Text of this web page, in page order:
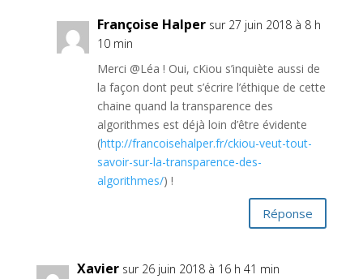
Françoise Halper sur 27 juin 2018 à 8 h
10 min
Merci @Léa ! Oui, cKiou s’inquiète aussi de
la façon dont peut s’écrire l’éthique de cette
chaine quand la transparence des
algorithmes est déjà loin d’être évidente
(http://francoisehalper.fr/ckiou-veut-tout-
savoir-sur-la-transparence-des-
algorithmes/) !
Réponse
Xavier sur 26 juin 2018 à 16 h 41 min